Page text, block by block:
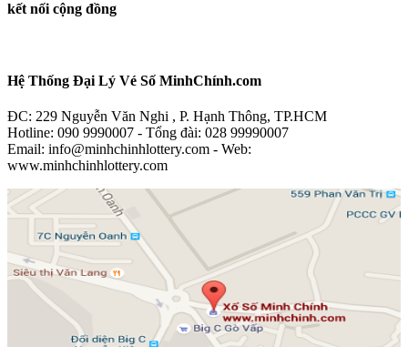
kết nối cộng đồng
Hệ Thống Đại Lý Vé Số MinhChính.com
ĐC: 229 Nguyễn Văn Nghi , P. Hạnh Thông, TP.HCM
Hotline: 090 9990007 - Tổng đài: 028 99990007
Email: info@minhchinhlottery.com - Web:
www.minhchinhlottery.com